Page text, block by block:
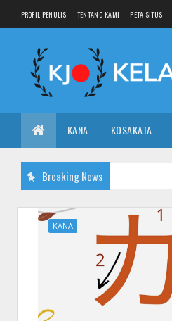
PROFIL PENULIS TENTANG KAMI PETA SITUS
KANA KOSAKATA
Breaking News
KANA